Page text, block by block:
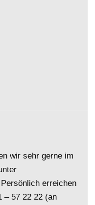
wir sehr gerne im
erreichen
– 57 22 22 (an